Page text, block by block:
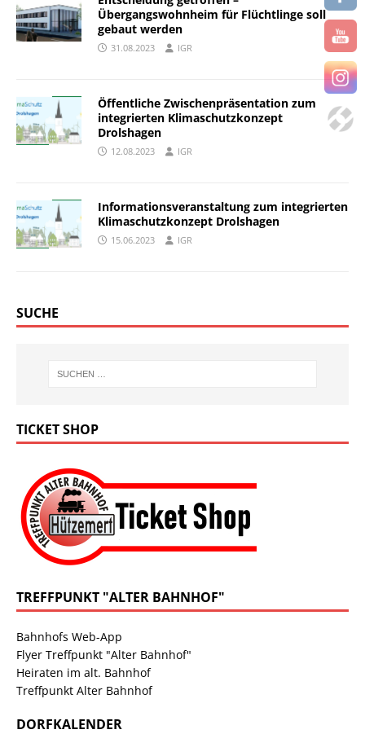
Übergangswohnheim für Flüchtlinge soll
gebaut werden
31.08.2023 IGR
Öffentliche Zwischenpräsentation zum
integrierten Klimaschutzkonzept
Drolshagen
12.08.2023 IGR
Informationsveranstaltung zum integrierten
Klimaschutzkonzept Drolshagen
15.06.2023 IGR
SUCHE
TICKET SHOP
TREFFPUNKT "ALTER BAHNHOF"
Bahnhofs Web-App
Flyer Treffpunkt "Alter Bahnhof"
Heiraten im alt. Bahnhof
Treffpunkt Alter Bahnhof
DORFKALENDER